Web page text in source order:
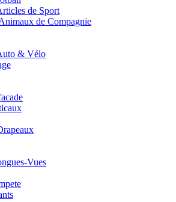
de Sport
de Compagnie
& Vélo
Vues